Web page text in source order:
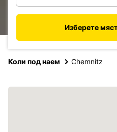
Изберете
Коли под наем Chemnitz